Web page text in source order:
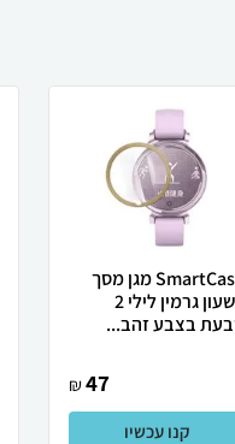
SmartCase מגן מסך
לשעון גרמין לילי 2
בצבע זהב...
47
₪
קנו עכשיו